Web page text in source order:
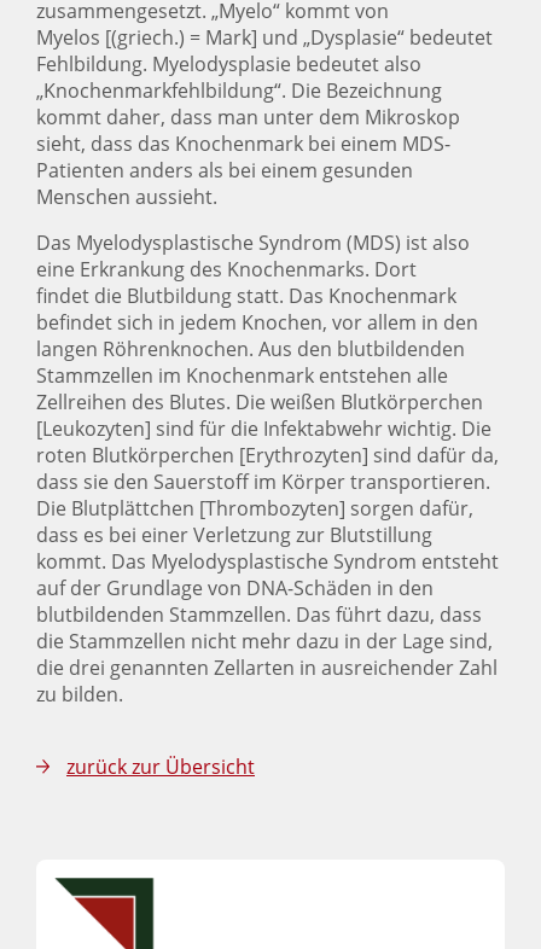
zusammengesetzt. „Myelo“ kommt von
Myelos [(griech.) = Mark] und „Dysplasie“ bedeutet
Fehlbildung. Myelodysplasie bedeutet also
„Knochenmarkfehlbildung“. Die Bezeichnung
kommt daher, dass man unter dem Mikroskop
sieht, dass das Knochenmark bei einem MDS-
Patienten anders als bei einem gesunden
Menschen aussieht.
Das Myelodysplastische Syndrom (MDS) ist also
eine Erkrankung des Knochenmarks. Dort
findet die Blutbildung statt. Das Knochenmark
befindet sich in jedem Knochen, vor allem in den
langen Röhrenknochen. Aus den blutbildenden
Stammzellen im Knochenmark entstehen alle
Zellreihen des Blutes. Die weißen Blutkörperchen
[Leukozyten] sind für die Infektabwehr wichtig. Die
roten Blutkörperchen [Erythrozyten] sind dafür da,
dass sie den Sauerstoff im Körper transportieren.
Die Blutplättchen [Thrombozyten] sorgen dafür,
dass es bei einer Verletzung zur Blutstillung
kommt. Das Myelodysplastische Syndrom entsteht
auf der Grundlage von DNA-Schäden in den
blutbildenden Stammzellen. Das führt dazu, dass
die Stammzellen nicht mehr dazu in der Lage sind,
die drei genannten Zellarten in ausreichender Zahl
zu bilden.
zurück zur Übersicht